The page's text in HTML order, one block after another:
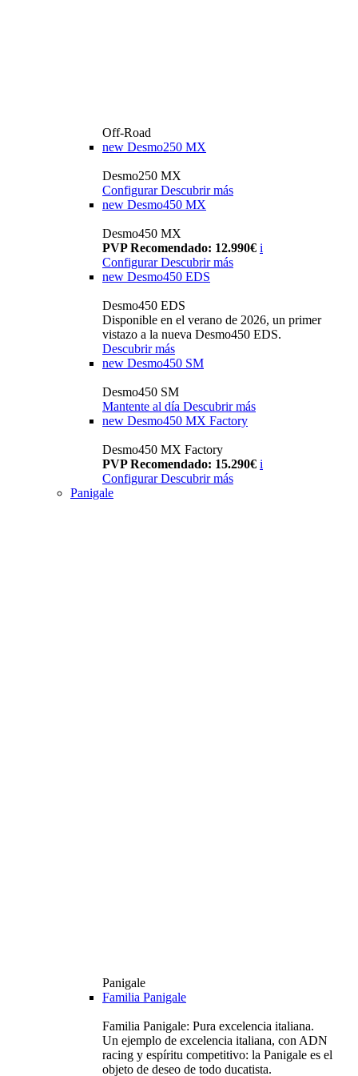
Off-Road
new Desmo250 MX
Desmo250 MX
Configurar Descubrir más
new Desmo450 MX
Desmo450 MX
PVP Recomendado: 12.990€ i
Configurar Descubrir más
new Desmo450 EDS
Desmo450 EDS
Disponible en el verano de 2026, un primer
vistazo a la nueva Desmo450 EDS.
Descubrir más
new Desmo450 SM
Desmo450 SM
Mantente al día Descubrir más
new Desmo450 MX Factory
Desmo450 MX Factory
PVP Recomendado: 15.290€ i
Configurar Descubrir más
Panigale
Panigale
Familia Panigale
Familia Panigale: Pura excelencia italiana.
Un ejemplo de excelencia italiana, con ADN
racing y espíritu competitivo: la Panigale es el
objeto de deseo de todo ducatista.